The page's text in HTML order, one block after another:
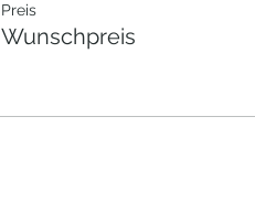
Preis
Wunschpreis